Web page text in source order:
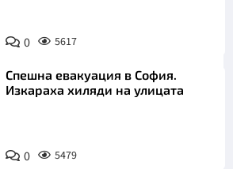
0 5617
Спешна евакуация в София.
Изкараха хиляди на улицата
0 5479